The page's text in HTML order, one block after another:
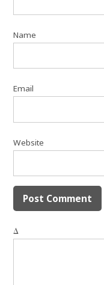
Name
Email
Website
Δ